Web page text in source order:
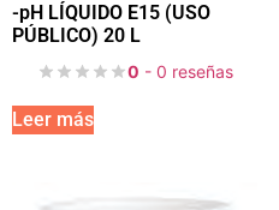
-pH LÍQUIDO E15 (USO
PÚBLICO) 20 L
0 - 0 reseñas
Leer más